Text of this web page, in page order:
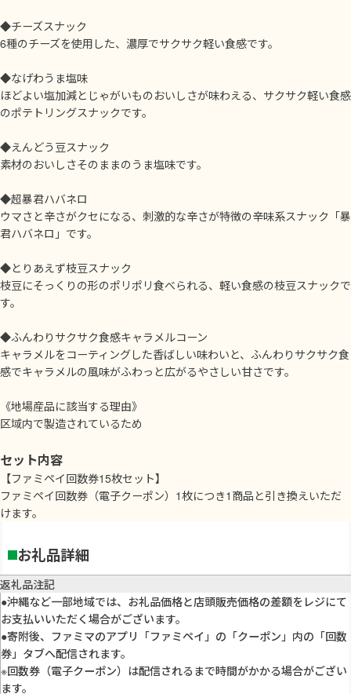
◆チーズスナック
6種のチーズを使用した、濃厚でサクサク軽い食感です。
◆なげわうま塩味
ほどよい塩加減とじゃがいものおいしさが味わえる、サクサク軽い食感
のポテトリングスナックです。
◆えんどう豆スナック
素材のおいしさそのままのうま塩味です。
◆超暴君ハバネロ
ウマさと辛さがクセになる、刺激的な辛さが特徴の辛味系スナック「暴
君ハバネロ」です。
◆とりあえず枝豆スナック
枝豆にそっくりの形のポリポリ食べられる、軽い食感の枝豆スナックで
す。
◆ふんわりサクサク食感キャラメルコーン
キャラメルをコーティングした香ばしい味わいと、ふんわりサクサク食
感でキャラメルの風味がふわっと広がるやさしい甘さです。
《地場産品に該当する理由》
区域内で製造されているため
セット内容
【ファミペイ回数券15枚セット】
ファミペイ回数券（電子クーポン）1枚につき1商品と引き換えいただ
けます。
お礼品詳細
返礼品注記
●沖縄など一部地域では、お礼品価格と店頭販売価格の差額をレジにて
お支払いいただく場合がございます。
●寄附後、ファミマのアプリ「ファミペイ」の「クーポン」内の「回数
券」タブへ配信されます。
※回数券（電子クーポン）は配信されるまで時間がかかる場合がござい
ます。